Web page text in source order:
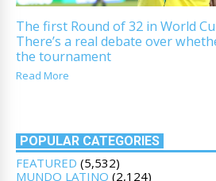
The first Round of 32 in World
There’s a real debate over
the tournament
Read More
POPULAR CATEGORIES
FEATURED (5,532)
MUNDO LATINO (2,124)